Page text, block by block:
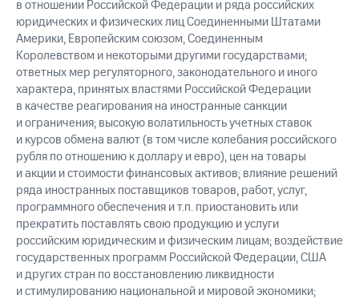
в отношении Российской Федерации и ряда российских
юридических и физических лиц Соединенными Штатами
Америки, Европейским союзом, Соединенным
Королевством и некоторыми другими государствами;
ответных мер регуляторного, законодательного и иного
характера, принятых властями Российской Федерации
в качестве реагирования на иностранные санкции
и ограничения; высокую волатильность учетных ставок
и курсов обмена валют (в том числе колебания российского
рубля по отношению к доллару и евро), цен на товары
и акции и стоимости финансовых активов; влияние решений
ряда иностранных поставщиков товаров, работ, услуг,
программного обеспечения и т.п. приостановить или
прекратить поставлять свою продукцию и услуги
российским юридическим и физическим лицам; воздействие
государственных программ Российской Федерации, США
и других стран по восстановлению ликвидности
и стимулированию национальной и мировой экономики;